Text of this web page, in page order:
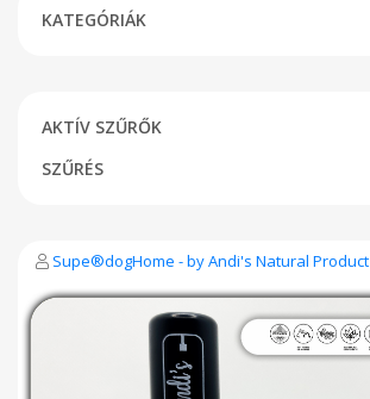
KATEGÓRIÁK
AKTÍV SZŰRŐK
SZŰRÉS
Supe®dogHome - by Andi's Natural Product